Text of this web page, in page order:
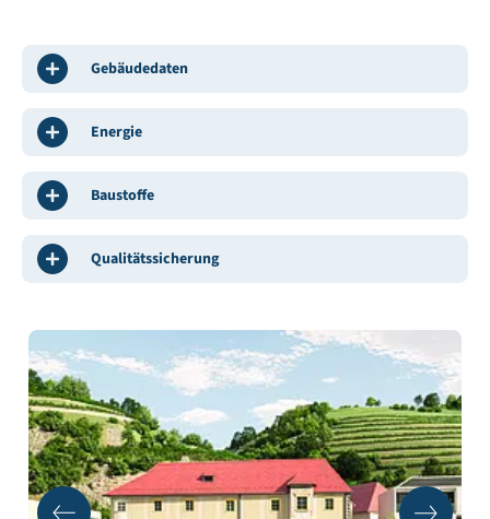
Gebäudedaten
Energie
Baustoffe
Qualitätssicherung